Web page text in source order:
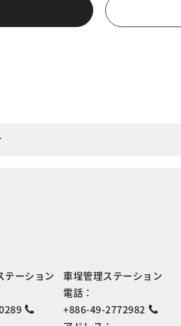
テーション
車埕管理ステーション
電話：
+886-49-2772982